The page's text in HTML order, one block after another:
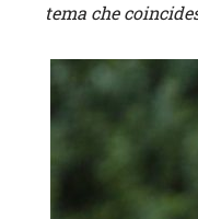
tema che